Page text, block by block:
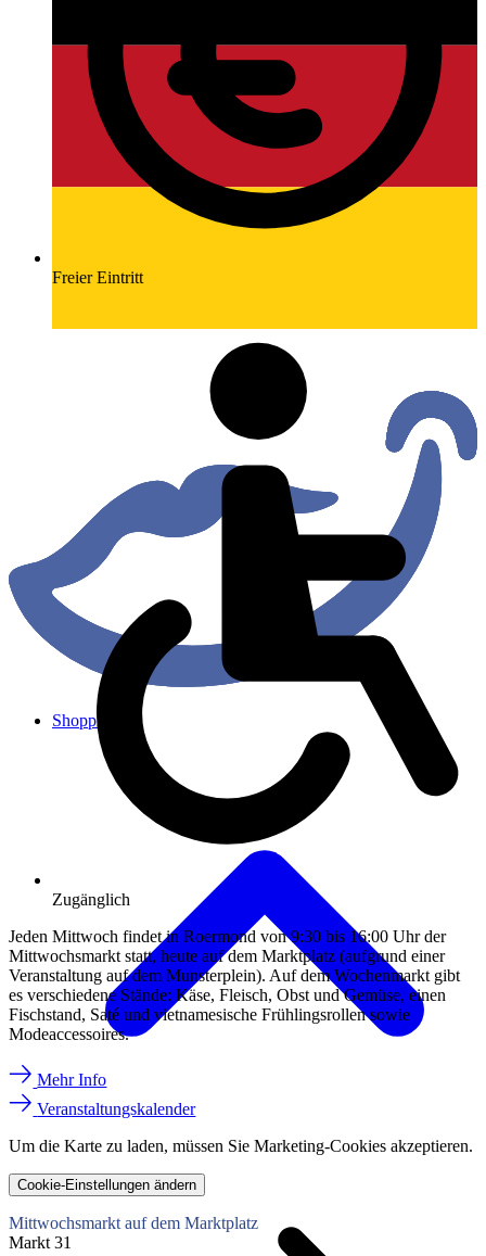
Shopping
Freier Eintritt
Zugänglich
Jeden Mittwoch findet in Roermond von 9:30 bis 16:00 Uhr der
Mittwochsmarkt statt, heute auf dem Marktplatz (aufgrund einer
Veranstaltung auf dem Munsterplein). Auf dem Wochenmarkt gibt
es verschiedene Stände: Käse, Fleisch, Obst und Gemüse, einen
Fischstand, Saté und vietnamesische Frühlingsrollen sowie
Modeaccessoires.
Mehr Info
Veranstaltungskalender
Um die Karte zu laden, müssen Sie Marketing-Cookies akzeptieren.
Cookie-Einstellungen ändern
Mittwochsmarkt auf dem Marktplatz
Markt 31